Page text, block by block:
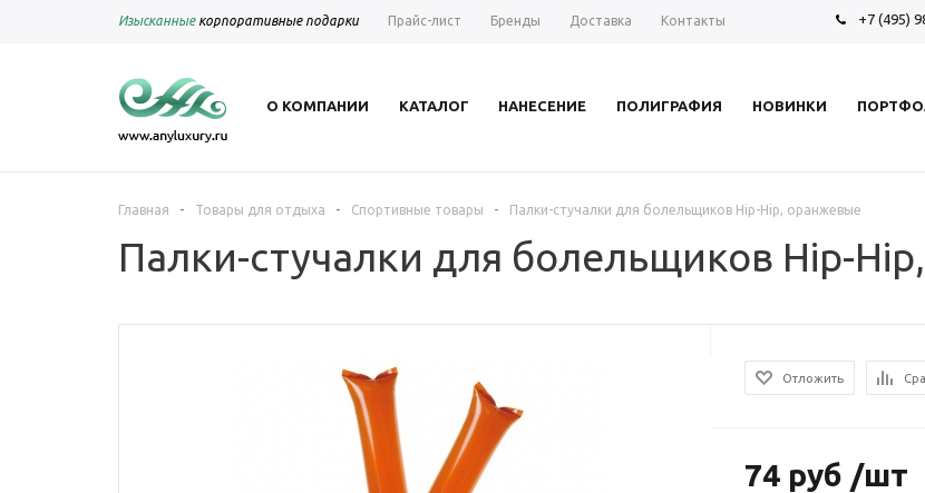
Изысканныекорпоративные подарки Прайс-лист Бренды Доставка Контакты +7 (495)
О КОМПАНИИ КАТАЛОГ НАНЕСЕНИЕ ПОЛИГРАФИЯ НОВИНКИ
Главная - Товары для отдыха - Спортивные товары - Палки-стучалки для болельщиков Hip-Hip, оранжевые
Палки-стучалки для болельщиков Hip-
Отложить
74 руб /шт